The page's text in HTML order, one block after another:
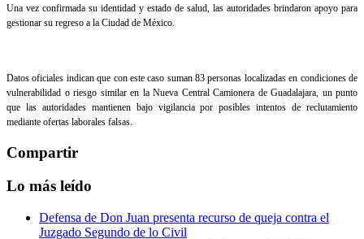
Una vez confirmada su identidad y estado de salud, las autoridades brindaron apoyo para
gestionar su regreso a la Ciudad de México.
Datos oficiales indican que con este caso suman 83 personas localizadas en condiciones de
vulnerabilidad o riesgo similar en la Nueva Central Camionera de Guadalajara, un punto
que las autoridades mantienen bajo vigilancia por posibles intentos de reclutamiento
mediante ofertas laborales falsas.
Compartir
Lo más leído
Defensa de Don Juan presenta recurso de queja contra el
Juzgado Segundo de lo Civil